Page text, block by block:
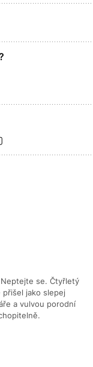
se. Čtyřletý
jako slepej
a vulvou porodní